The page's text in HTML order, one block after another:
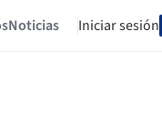
Noticias Iniciar sesión